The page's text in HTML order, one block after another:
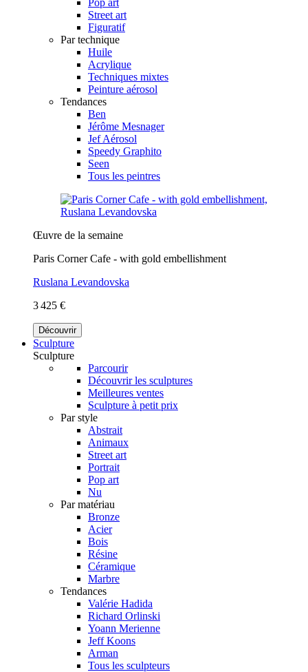
Street art
Figuratif
Par technique
Huile
Acrylique
Techniques mixtes
Peinture aérosol
Tendances
Ben
Jérôme Mesnager
Jef Aérosol
Speedy Graphito
Seen
Tous les peintres
Œuvre de la semaine
Paris Corner Cafe - with gold embellishment
Ruslana Levandovska
3 425 €
Découvrir
Sculpture
Sculpture
Parcourir
Découvrir les sculptures
Meilleures ventes
Sculpture à petit prix
Par style
Abstrait
Animaux
Street art
Portrait
Pop art
Nu
Par matériau
Bronze
Acier
Bois
Résine
Céramique
Marbre
Tendances
Valérie Hadida
Richard Orlinski
Yoann Merienne
Jeff Koons
Arman
Tous les sculpteurs